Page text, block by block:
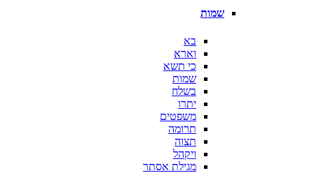
שמות
בא
וארא
כי תשא
שמות
בשלח
יתרו
משפטים
תרומה
תצוה
ויקהל
מגילת אסתר